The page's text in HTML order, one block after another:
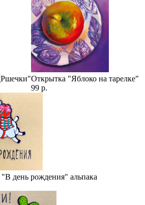
Открытка "Яблоко на тарелке"
99 р.
день рождения" альпака